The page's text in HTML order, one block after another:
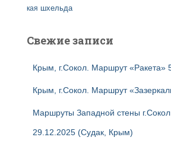
кая шхельда
Свежие записи
Крым, г.Сокол. Маршрут «Ракета»
Крым, г.Сокол. Маршрут
Маршруты Западной стены
29.12.2025 (Судак, Крым)